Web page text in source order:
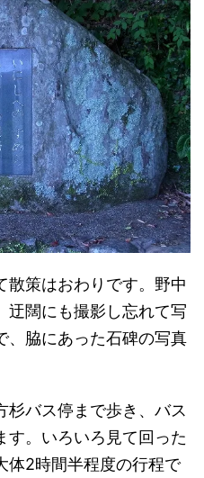
散策はおわりです。野中
迂闊にも撮影し忘れて写
、脇にあった石碑の写真
杉バス停まで歩き、バス
す。いろいろ見て回った
体2時間半程度の行程で